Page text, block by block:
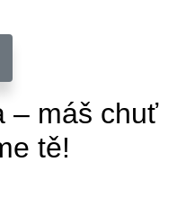
– máš chuť
tě!